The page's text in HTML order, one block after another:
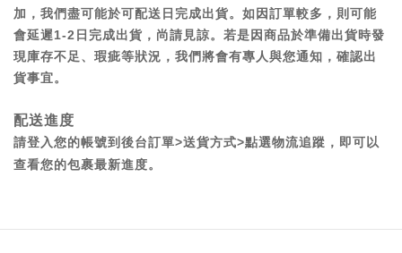
加，我們盡可能於可配送日完成出貨。如因訂單較多，則可能
會延遲1-2日完成出貨，尚請見諒。若是因商品於準備出貨時發
現庫存不足、瑕疵等狀況，我們將會有專人與您通知，確認出
貨事宜。
配送進度
請登入您的帳號到後台訂單>送貨方式>點選物流追蹤，即可以
查看您的包裹最新進度。